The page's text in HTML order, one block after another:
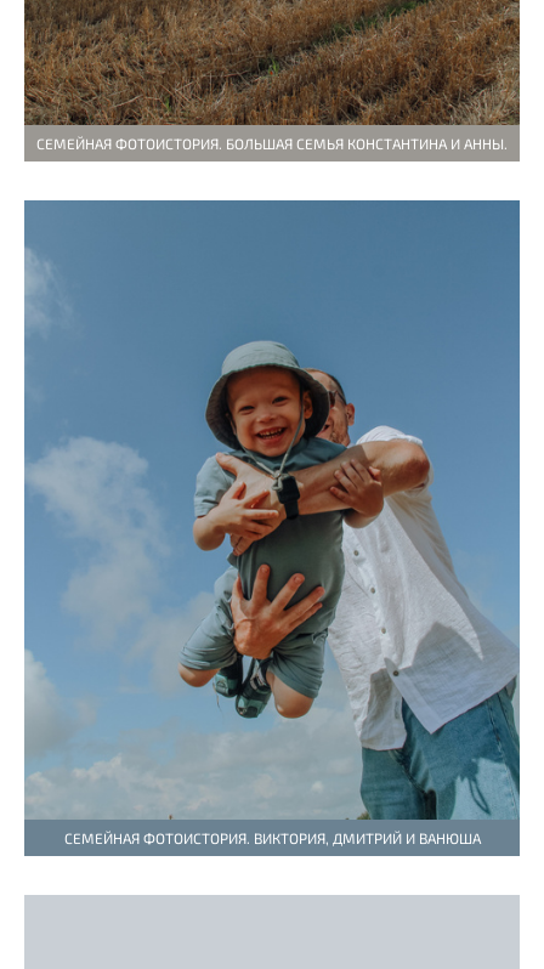
СЕМЕЙНАЯ ФОТОИСТОРИЯ. БОЛЬШАЯ СЕМЬЯ КОНСТАНТИНА И АННЫ.
СЕМЕЙНАЯ ФОТОИСТОРИЯ. ВИКТОРИЯ, ДМИТРИЙ И ВАНЮША